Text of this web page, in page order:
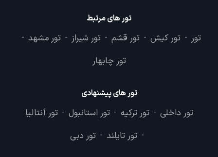
تور های مرتبط
تور - تور کیش - تور قشم - تور شیراز - تور مشهد -
تور چابهار
تور های پیشنهادی
تور داخلی - تور ترکیه - تور استانبول - تور آنتالیا
- تور تایلند - تور دبی